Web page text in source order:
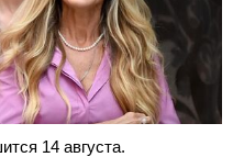
14 августа.